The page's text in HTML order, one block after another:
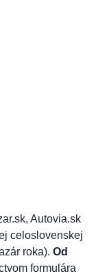
Autovia.sk
celoslovenskej
roka). Od
formulára